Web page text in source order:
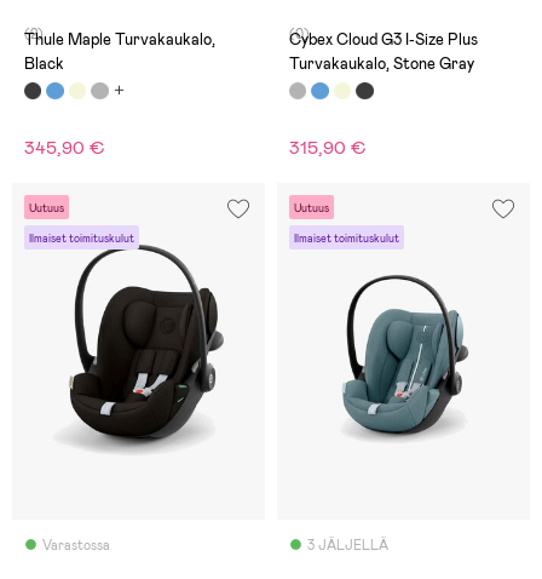
(2)
Thule Maple Turvakaukalo,
Black
345,90 €
(0)
Cybex Cloud G3 I-Size Plus
Turvakaukalo, Stone Gray
315,90 €
Uutuus
Ilmaiset toimituskulut
Varastossa
Uutuus
Ilmaiset toimituskulut
3 JÄLJELLÄ